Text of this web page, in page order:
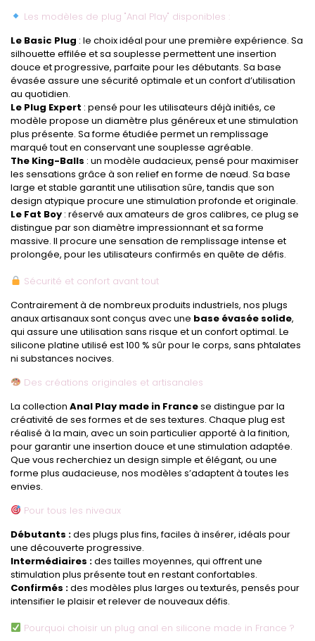
Les modèles de plug "Anal Play" disponibles :
Le Basic Plug : le choix idéal pour une première expérience. Sa
silhouette effilée et sa souplesse permettent une insertion
douce et progressive, parfaite pour les débutants. Sa base
évasée assure une sécurité optimale et un confort d’utilisation
au quotidien.
Le Plug Expert : pensé pour les utilisateurs déjà initiés, ce
modèle propose un diamètre plus généreux et une stimulation
plus présente. Sa forme étudiée permet un remplissage
marqué tout en conservant une souplesse agréable.
The King-Balls : un modèle audacieux, pensé pour maximiser
les sensations grâce à son relief en forme de nœud. Sa base
large et stable garantit une utilisation sûre, tandis que son
design atypique procure une stimulation profonde et originale.
Le Fat Boy : réservé aux amateurs de gros calibres, ce plug se
distingue par son diamètre impressionnant et sa forme
massive. Il procure une sensation de remplissage intense et
prolongée, pour les utilisateurs confirmés en quête de défis.
Sécurité et confort avant tout
Contrairement à de nombreux produits industriels, nos plugs
anaux artisanaux sont conçus avec une base évasée solide,
qui assure une utilisation sans risque et un confort optimal. Le
silicone platine utilisé est 100 % sûr pour le corps, sans phtalates
ni substances nocives.
Des créations originales et artisanales
La collection Anal Play made in Francese distingue par la
créativité de ses formes et de ses textures. Chaque plug est
réalisé à la main, avec un soin particulier apporté à la finition,
pour garantir une insertion douce et une stimulation adaptée.
Que vous recherchiez un design simple et élégant, ou une
forme plus audacieuse, nos modèles s’adaptent à toutes les
envies.
Pour tous les niveaux
Débutants :des plugs plus fins, faciles à insérer, idéals pour
une découverte progressive.
Intermédiaires :des tailles moyennes, qui offrent une
stimulation plus présente tout en restant confortables.
Confirmés :des modèles plus larges ou texturés, pensés pour
intensifier le plaisir et relever de nouveaux défis.
Pourquoi choisir un plug anal en silicone made in France ?